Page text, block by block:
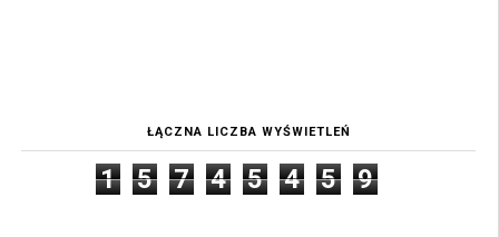
ŁĄCZNA LICZBA WYŚWIETLEŃ
1 5 7 4 5 4 5 9